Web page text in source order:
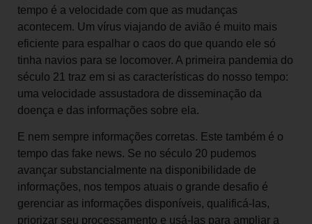
tempo é a velocidade com que as mudanças
acontecem. Um vírus viajando de avião é muito mais
eficiente para espalhar o caos do que quando ele só
tinha navios para se locomover. A primeira pandemia do
século 21 traz em si as características do nosso tempo:
uma velocidade assustadora de disseminação da
doença e das informações sobre ela.
E nem sempre informações corretas. Este também é o
tempo das fake news. Se no século 20 pudemos
avançar substancialmente na disponibilidade de
informações, nos tempos atuais o grande desafio é
gerenciar as informações disponíveis, qualificá-las,
priorizar seu processamento e usá-las para ampliar a